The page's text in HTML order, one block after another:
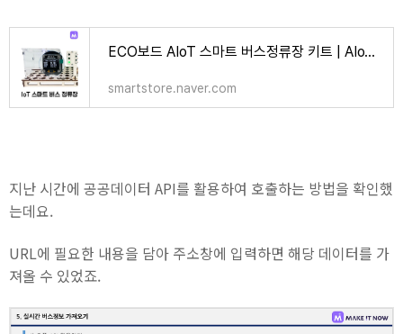
ECO보드 AIoT 스마트 버스정류장 키트 | AIoT 사물인터넷 코딩 교육용 : 메이크잇나우
smartstore.naver.com
지난 시간에 공공데이터 API를 활용하여 호출하는 방법을 확인했
는데요.
URL에 필요한 내용을 담아 주소창에 입력하면 해당 데이터를 가
져올 수 있었죠.